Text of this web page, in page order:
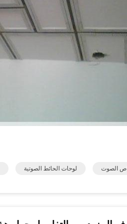
الصوت لوحات الحائط الصوتية